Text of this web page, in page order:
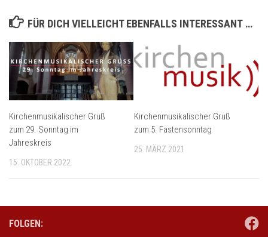
FÜR DICH VIELLEICHT EBENFALLS INTERESSANT …
Kirchenmusikalischer Gruß
zum 29. Sonntag im
Jahreskreis
15. OKTOBER 2022
Kirchenmusikalischer Gruß
zum 5. Fastensonntag
25. MÄRZ 2021
FOLGEN: